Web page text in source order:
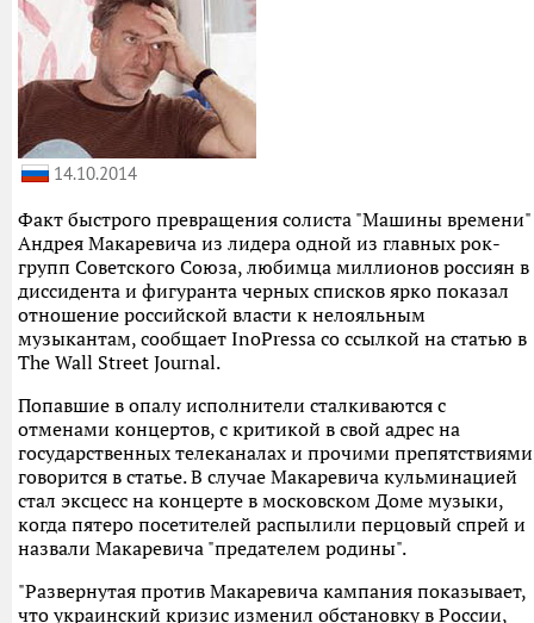
14.10.2014
Факт быстрого превращения солиста "Машины времени"
Андрея Макаревича из лидера одной из главных рок-
групп Советского Союза, любимца миллионов россиян в
диссидента и фигуранта черных списков ярко показал
отношение российской власти к нелояльным
музыкантам, сообщает InoPressa со ссылкой на статью в
The Wall Street Journal.
Попавшие в опалу исполнители сталкиваются с
отменами концертов, с критикой в свой адрес на
государственных телеканалах и прочими
говорится в статье. В случае Макаревича кульминацией
стал эксцесс на концерте в московском Доме музыки,
когда пятеро посетителей распылили перцовый спрей и
назвали Макаревича "предателем родины".
"Развернутая против Макаревича кампания показывает,
что украинский кризис изменил обстановку в России,